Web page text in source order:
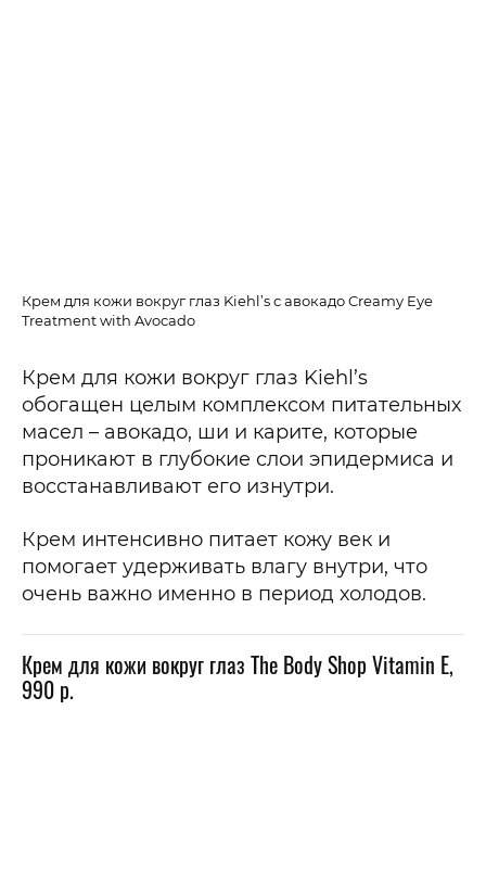
Крем для кожи вокруг глаз Kiehl’s с авокадо Creamy Eye
Treatment with Avocado
Крем для кожи вокруг глаз Kiehl’s
обогащен целым комплексом питательных
масел – авокадо, ши и карите, которые
проникают в глубокие слои эпидермиса и
восстанавливают его изнутри.
Крем интенсивно питает кожу век и
помогает удерживать влагу внутри, что
очень важно именно в период холодов.
Крем для кожи вокруг глаз The Body Shop Vitamin E,
990 р.